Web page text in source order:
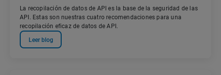
La recopilación de datos de API es la base de la seguridad de las
API. Estas son nuestras cuatro recomendaciones para una
recopilación eficaz de datos de API.
Leer blog